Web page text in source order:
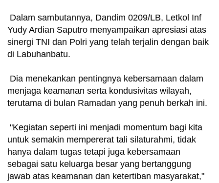
Dalam sambutannya, Dandim 0209/LB, Letkol Inf
Yudy Ardian Saputro menyampaikan apresiasi atas
sinergi TNI dan Polri yang telah terjalin dengan baik
di Labuhanbatu.
Dia menekankan pentingnya kebersamaan dalam
menjaga keamanan serta kondusivitas wilayah,
terutama di bulan Ramadan yang penuh berkah ini.
"Kegiatan seperti ini menjadi momentum bagi kita
untuk semakin mempererat tali silaturahmi, tidak
hanya dalam tugas tetapi juga kebersamaan
sebagai satu keluarga besar yang bertanggung
jawab atas keamanan dan ketertiban masyarakat,"